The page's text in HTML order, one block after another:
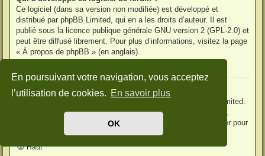
En poursuivant votre navigation, vous acceptez
l’utilisation de cookies. En savoir plus
OK
Ce logiciel (dans sa version non modifiée) est développé et
distribué par phpBB Limited , qui en a les droits d’auteur. Il est
publié sous la licence publique générale GNU version 2 (GPL-2.0) et
peut être diffusé librement. Pour plus d’informations, visitez la page
« À propos de phpBB » (en anglais).
Pourquoi la fonctionnalité X n’est pas disponible ?
Ce logiciel a été développé et mis sous licence par phpBB Limited.
Si vous pensez qu’une fonctionnalité nécessite d’être ajoutée,
phpBB Ideas(en anglais) où vous pouvez voter pour
des idées proposées ou en suggérer de nouvelles.
Haut